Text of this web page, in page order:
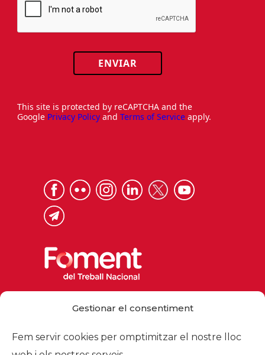
Gestionar el consentiment
Fem servir cookies per omptimitzar el nostre lloc
ENVIAR
This site is protected by reCAPTCHA and the
Google Privacy Policy and Terms of Service apply.
foment@foment.com